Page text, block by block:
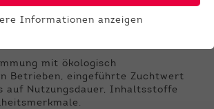
mit ökologisch
Betrieben, eingeführte Zuchtwert
auf Nutzungsdauer, Inhaltsstoffe
Webseite benötigt. Dadurch ist
die Webseite einwandfrei
Informationen anzeigen